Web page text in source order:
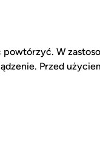
W
Przed